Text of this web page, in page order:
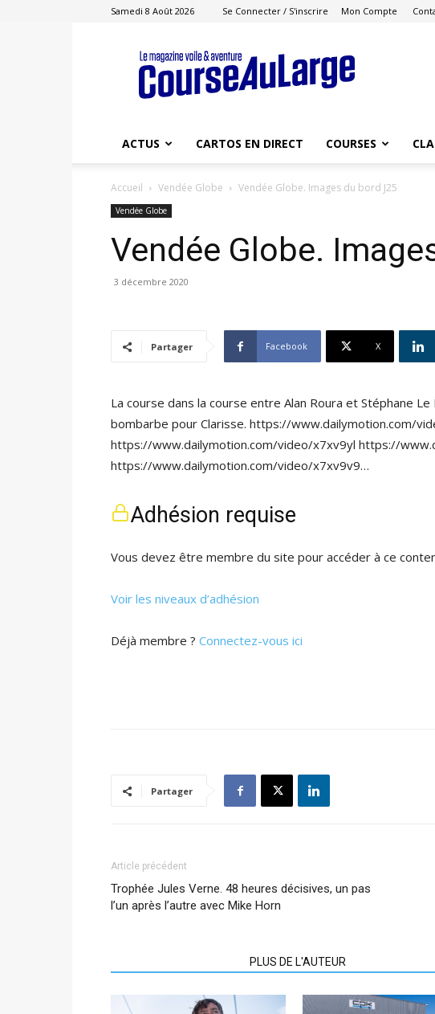
Samedi 8 Août 2026 Se Connecter / S'inscrire Mon Compte
Course
au
Large
ACTUS CARTOS EN DIRECT COURSES
Accueil Vendée Globe Vendée Globe. Images du bord J25
Vendée Globe
Vendée Globe.
3 décembre 2020
Partager Facebook X
La course dans la course entre Alan Roura et Stéphane Le
bombarbe pour Clarisse. https://www.dailymotion.com/
https://www.dailymotion.com/video/x7xv9yl https://
https://www.dailymotion.com/video/x7xv9v9…
Adhésion requise
Vous devez être membre du site pour accéder à ce
Voir les niveaux d’adhésion
Déjà membre ? Connectez-vous ici
Partager
Article précédent
Trophée Jules Verne. 48 heures décisives, un pas
l’un après l’autre avec Mike Horn
PLUS DE L'AUTEUR